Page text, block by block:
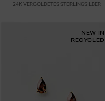
24K VERGOLDETES STERLINGSILBER
NEW IN
RECYCLED